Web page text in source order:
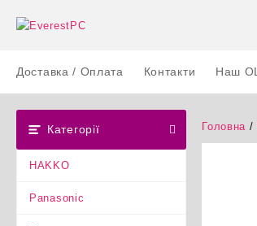
Доставка / Оплата Контакти Наш
Категорії
HAKKO
Panasonic
Головна /